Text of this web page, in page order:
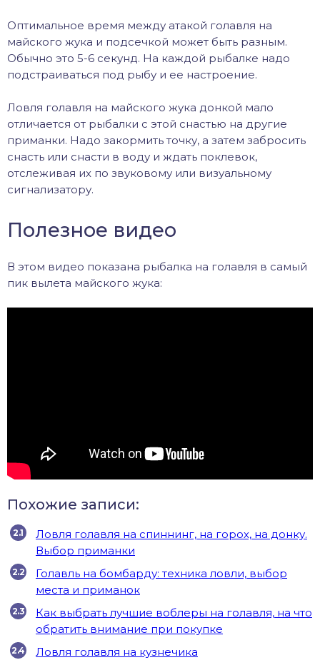
Оптимальное время между атакой голавля на
майского жука и подсечкой может быть разным.
Обычно это 5-6 секунд. На каждой рыбалке надо
подстраиваться под рыбу и ее настроение.
Ловля голавля на майского жука донкой мало
отличается от рыбалки с этой снастью на другие
приманки. Надо закормить точку, а затем забросить
снасть или снасти в воду и ждать поклевок,
отслеживая их по звуковому или визуальному
сигнализатору.
Полезное видео
В этом видео показана рыбалка на голавля в самый
пик вылета майского жука:
Похожие записи:
Ловля голавля на спиннинг, на горох, на донку.
Выбор приманки
Голавль на бомбарду: техника ловли, выбор
места и приманок
Как выбрать лучшие воблеры на голавля, на что
обратить внимание при покупке
Ловля голавля на кузнечика